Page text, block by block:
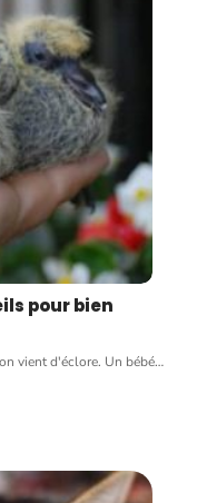
pour bien
vient d'éclore. Un bébé…